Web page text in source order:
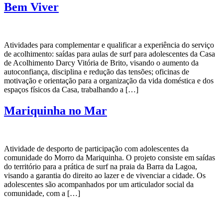
Bem Viver
Atividades para complementar e qualificar a experiência do serviço
de acolhimento: saídas para aulas de surf para adolescentes da Casa
de Acolhimento Darcy Vitória de Brito, visando o aumento da
autoconfiança, disciplina e redução das tensões; oficinas de
motivação e orientação para a organização da vida doméstica e dos
espaços físicos da Casa, trabalhando a […]
Mariquinha no Mar
Atividade de desporto de participação com adolescentes da
comunidade do Morro da Mariquinha. O projeto consiste em saídas
do território para a prática de surf na praia da Barra da Lagoa,
visando a garantia do direito ao lazer e de vivenciar a cidade. Os
adolescentes são acompanhados por um articulador social da
comunidade, com a […]